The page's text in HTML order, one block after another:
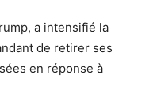
a intensifié la
de retirer ses
en réponse à